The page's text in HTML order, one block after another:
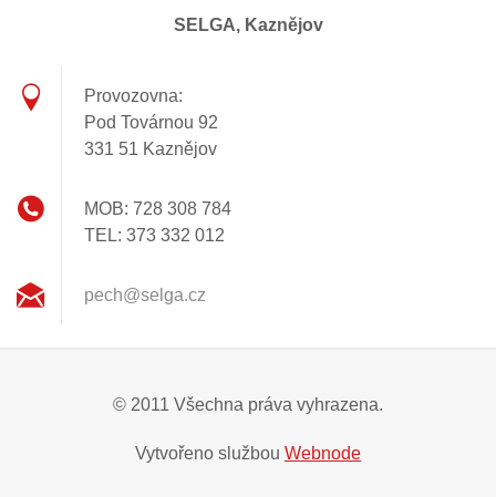
SELGA, Kaznějov
Provozovna:
Pod Továrnou 92
331 51 Kaznějov
MOB: 728 308 784
TEL: 373 332 012
pech@sel ga.cz
© 2011 Všechna práva vyhrazena.
Vytvořeno službou Webnode